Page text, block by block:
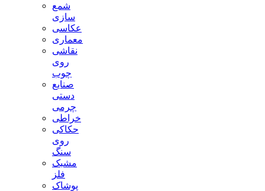
شمع
سازی
عکاسی
معماری
نقاشی
روی
چوب
صنایع
دستی
چرمی
خراطی
حکاکی
روی
سنگ
مشبک
فلز
پوشاک